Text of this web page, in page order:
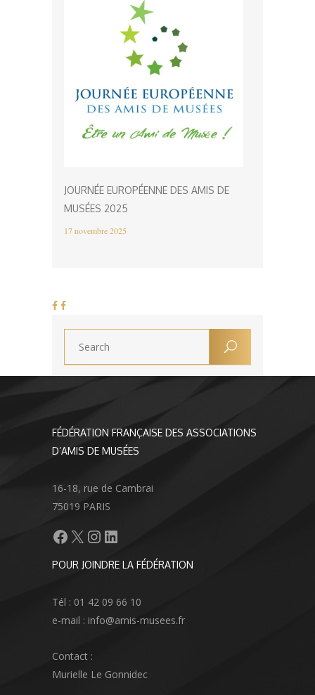
JOURNÉE EUROPÉENNE DES AMIS DE
MUSÉES 2025
17 novembre 2025
FÉDÉRATION FRANÇAISE DES ASSOCIATIONS
D’AMIS DE MUSÉES
16-18, rue de Cambrai
75019 PARIS
Facebook
X Instagram
LinkedIn
POUR JOINDRE LA FÉDÉRATION
Tél : 01 42 09 66 10
e-mail : info@amis-musees.fr
Contact :
Murielle Le Gonnidec